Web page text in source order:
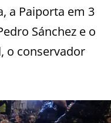
a Paiporta em 3
Sánchez e o
o conservador